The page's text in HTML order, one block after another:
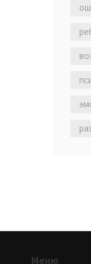
Меню